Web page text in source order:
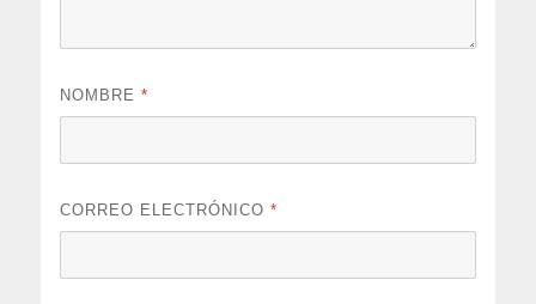
NOMBRE*
CORREO ELECTRÓNICO*